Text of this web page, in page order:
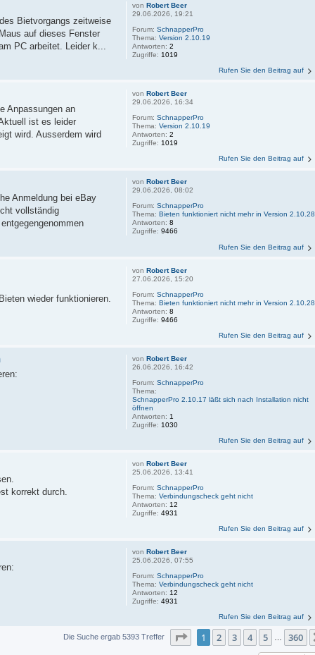
von Robert Beer
29.06.2026, 19:21
Forum: SchnapperPro
Thema: Version 2.10.19
Antworten: 2
Zugriffe: 1019
Bietvorgangs zeitweise
auf dieses Fenster
PC arbeitet. Leider k...
Rufen Sie den Beitrag auf
von Robert Beer
29.06.2026, 16:34
Forum: SchnapperPro
Thema: Version 2.10.19
Antworten: 2
Zugriffe: 1019
Anpassungen an
ist es leider
wird. Ausserdem wird
Rufen Sie den Beitrag auf
von Robert Beer
29.06.2026, 08:02
Forum: SchnapperPro
Thema: Bieten funktioniert nicht mehr in Version 2.10.28
Antworten: 8
Zugriffe: 9466
Anmeldung bei eBay
vollständig
Rufen Sie den Beitrag auf
von Robert Beer
27.06.2026, 15:20
Forum: SchnapperPro
Thema: Bieten funktioniert nicht mehr in Version 2.10.28
Antworten: 8
Zugriffe: 9466
wieder funktionieren.
Rufen Sie den Beitrag auf
von Robert Beer
26.06.2026, 16:42
Forum: SchnapperPro
Thema:
SchnapperPro 2.10.17 läßt sich nach Installation nicht
öffnen
Antworten: 1
Zugriffe: 1030
Rufen Sie den Beitrag auf
von Robert Beer
25.06.2026, 13:41
Forum: SchnapperPro
Thema: Verbindungscheck geht nicht
Antworten: 12
Zugriffe: 4931
korrekt durch.
Rufen Sie den Beitrag auf
von Robert Beer
25.06.2026, 07:55
Forum: SchnapperPro
Thema: Verbindungscheck geht nicht
Antworten: 12
Zugriffe: 4931
Rufen Sie den Beitrag auf
Die Suche ergab 5393 Treffer Seite von360
1 2 3 4 5 360